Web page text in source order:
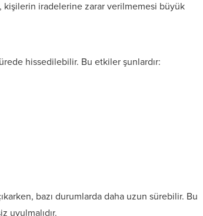
kişilerin iradelerine zarar verilmemesi büyük
hissedilebilir. Bu etkiler şunlardır:
bazı durumlarda daha uzun sürebilir. Bu
uyulmalıdır.
Gerekli Malzemeler